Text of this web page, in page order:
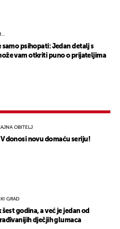
samo psihopati: Jedan detalj s
vam otkriti puno o prijateljima
OBITELJ
donosi novu domaću seriju!
GRAD
šest godina, a već je jedan od
dječjih glumaca